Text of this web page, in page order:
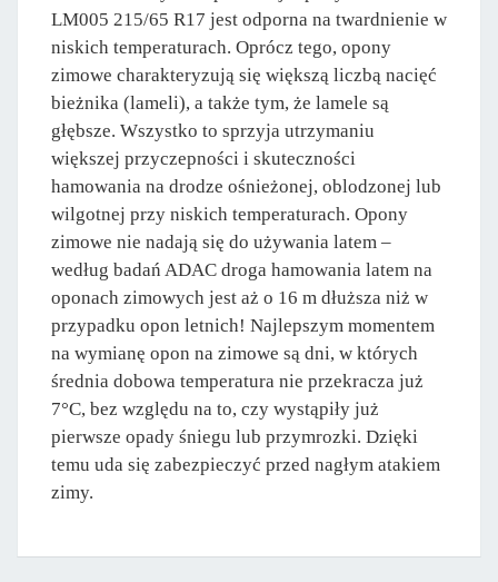
LM005 215/65 R17 jest odporna na twardnienie w
niskich temperaturach. Oprócz tego, opony
zimowe charakteryzują się większą liczbą nacięć
bieżnika (lameli), a także tym, że lamele są
głębsze. Wszystko to sprzyja utrzymaniu
większej przyczepności i skuteczności
hamowania na drodze ośnieżonej, oblodzonej lub
wilgotnej przy niskich temperaturach. Opony
zimowe nie nadają się do używania latem –
według badań ADAC droga hamowania latem na
oponach zimowych jest aż o 16 m dłuższa niż w
przypadku opon letnich! Najlepszym momentem
na wymianę opon na zimowe są dni, w których
średnia dobowa temperatura nie przekracza już
7°C, bez względu na to, czy wystąpiły już
pierwsze opady śniegu lub przymrozki. Dzięki
temu uda się zabezpieczyć przed nagłym atakiem
zimy.